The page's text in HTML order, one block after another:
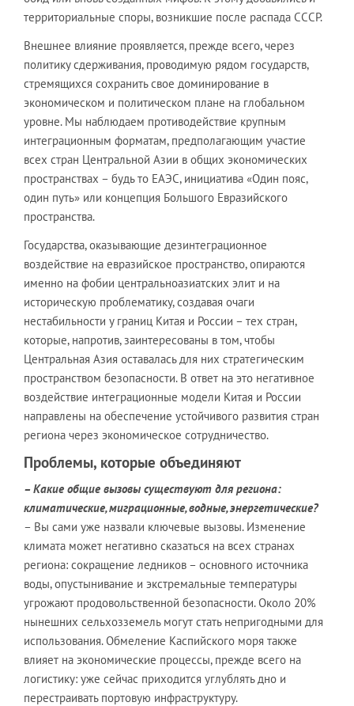
территориальные споры, возникшие после распада СССР.
Внешнее влияние проявляется, прежде всего, через
политику сдерживания, проводимую рядом государств,
стремящихся сохранить свое доминирование в
экономическом и политическом плане на глобальном
уровне. Мы наблюдаем противодействие крупным
интеграционным форматам, предполагающим участие
всех стран Центральной Азии в общих экономических
пространствах – будь то ЕАЭС, инициатива «Один пояс,
один путь» или концепция Большого Евразийского
пространства.
Государства, оказывающие дезинтеграционное
воздействие на евразийское пространство, опираются
именно на фобии центральноазиатских элит и на
историческую проблематику, создавая очаги
нестабильности у границ Китая и России – тех стран,
которые, напротив, заинтересованы в том, чтобы
Центральная Азия оставалась для них стратегическим
пространством безопасности. В ответ на это негативное
воздействие интеграционные модели Китая и России
направлены на обеспечение устойчивого развития стран
региона через экономическое сотрудничество.
Проблемы, которые объединяют
– Какие общие вызовы существуют для региона:
климатические, миграционные, водные, энергетические?
– Вы сами уже назвали ключевые вызовы. Изменение
климата может негативно сказаться на всех странах
региона: сокращение ледников – основного источника
воды, опустынивание и экстремальные температуры
угрожают продовольственной безопасности. Около 20%
нынешних сельхозземель могут стать непригодными для
использования. Обмеление Каспийского моря также
влияет на экономические процессы, прежде всего на
логистику: уже сейчас приходится углублять дно и
перестраивать портовую инфраструктуру.